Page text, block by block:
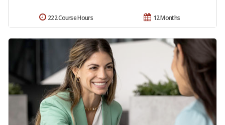
12 Months
222 Course Hours